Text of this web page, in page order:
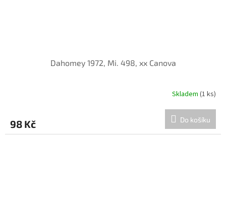
Dahomey 1972, Mi. 498, xx Canova
Skladem (1 ks)
98 Kč Do košíku